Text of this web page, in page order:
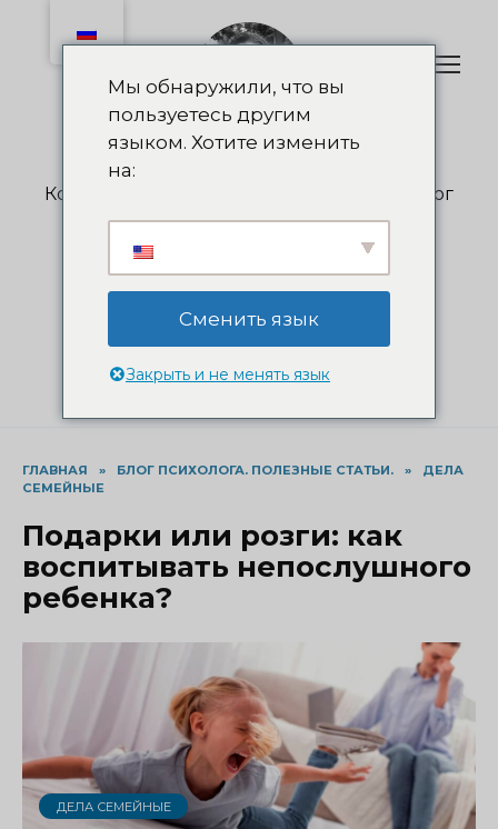
Коуч, психолог, психотерапевт, суицидолог
info@nedelkova.pro
Записаться на консультацию
ГЛАВНАЯ » БЛОГ ПСИХОЛОГА. ПОЛЕЗНЫЕ СТАТЬИ. »
ДЕЛА
СЕМЕЙНЫЕ
Подарки или розги: как
воспитывать непослушного
ребенка?
ДЕЛА СЕМЕЙНЫЕ
Мы обнаружили, что вы
пользуетесь другим
языком. Хотите изменить
на:
Сменить язык
Закрыть и не менять язык